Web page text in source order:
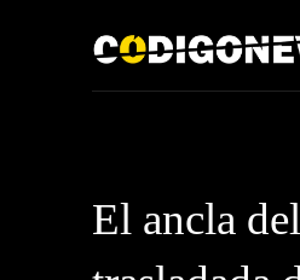
El ancla